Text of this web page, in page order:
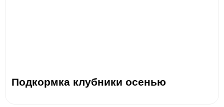
Подкормка клубники осенью